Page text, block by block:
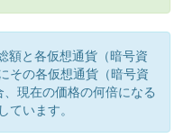
額と各仮想通貨（暗号資
その各仮想通貨（暗号資
現在の価格の何倍になる
います。